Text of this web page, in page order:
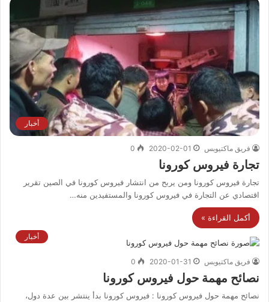
أخبار
فريق ماكتيوبس 2020-02-01
0
تجارة فيروس كورونا
تجارة فيروس كورونا ومن يربح من انتشار فيروس كورونا في الصين تقرير
اقتصادي عن التجارة في فيروس كورونا والمستفيدين منه…
أكمل القراءة »
أخبار
فريق ماكتيوبس 2020-01-31
0
نصائح مهمة حول فيروس كورونا
نصائح مهمة حول فيروس كورونا : فيروس كورونا بدأ ينتشر بين عدة دول،